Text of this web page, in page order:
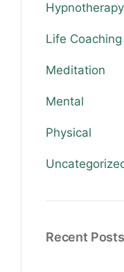
Hypnotherapy
Life Coaching
Meditation
Mental
Physical
Recent Posts